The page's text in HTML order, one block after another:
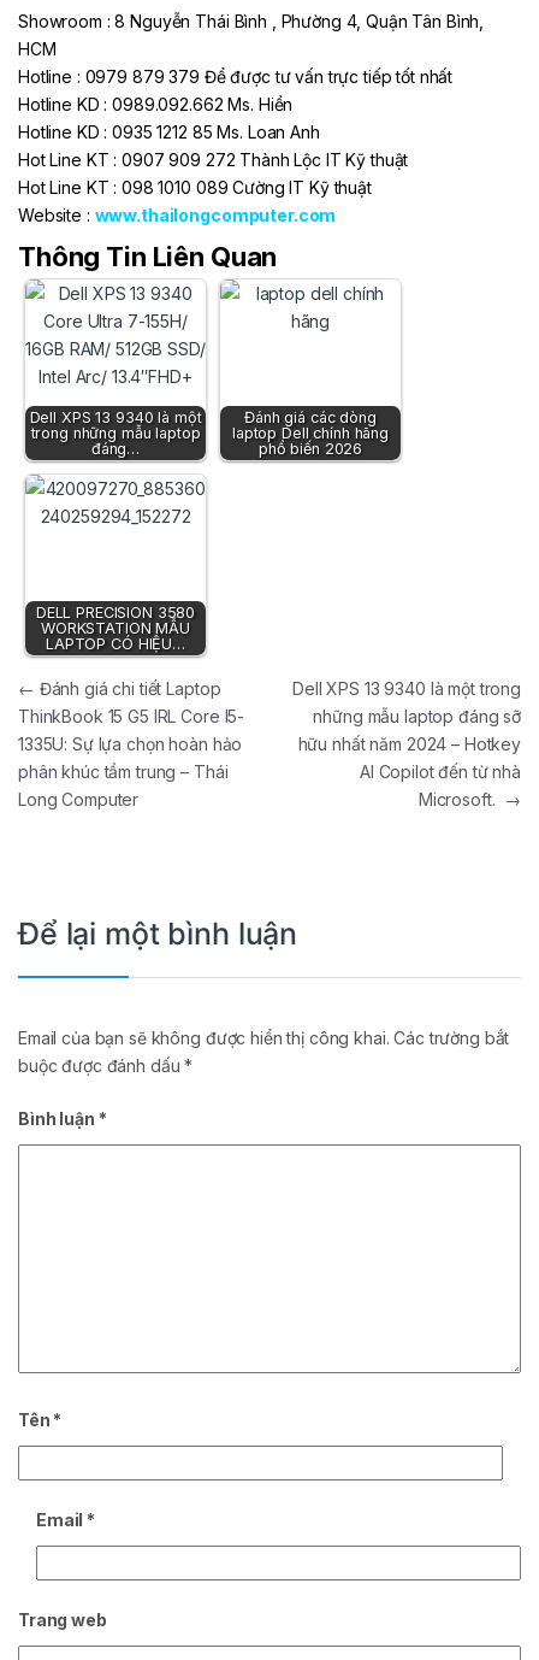
Showroom : 8 Nguyễn Thái Bình , Phường 4, Quận Tân Bình,
HCM
Hotline : 0979 879 379 Để được tư vấn trực tiếp tốt nhất
Hotline KD : 0989.092.662 Ms. Hiền
Hotline KD : 0935 1212 85 Ms. Loan Anh
Hot Line KT : 0907 909 272 Thành Lộc IT Kỹ thuật
Hot Line KT : 098 1010 089 Cường IT Kỹ thuật
Website : www.thailongcomputer.com
Thông Tin Liên Quan
Dell XPS 13 9340 là một
trong những mẫu laptop
đáng…
Đánh giá các dòng
laptop Dell chính hãng
phổ biến 2026
DELL PRECISION 3580
WORKSTATION MẪU
LAPTOP CÓ HIỆU…
Điều hướng bài viết
← Đánh giá chi tiết Laptop
ThinkBook 15 G5 IRL Core I5-
1335U: Sự lựa chọn hoàn hảo
phân khúc tầm trung – Thái
Long Computer
Dell XPS 13 9340 là một trong
những mẫu laptop đáng sỡ
hữu nhất năm 2024 – Hotkey
AI Copilot đến từ nhà
Microsoft. →
Để lại một bình luận
Email của bạn sẽ không được hiển thị công khai. Các trường bắt
buộc được đánh dấu*
Bình luận *
Tên *
Email *
Trang web